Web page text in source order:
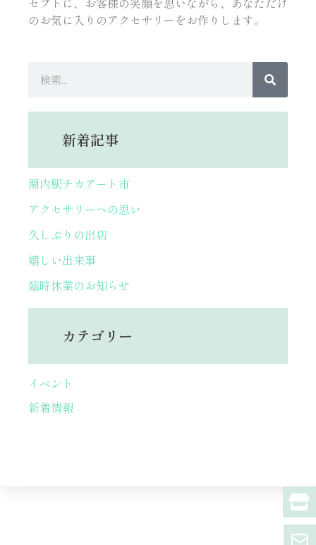
のお気に入りのアクセサリーをお作りします。
新着記事
関内駅チカアート市
アクセサリーへの思い
久しぶりの出店
嬉しい出来事
臨時休業のお知らせ
カテゴリー
イベント
新着情報